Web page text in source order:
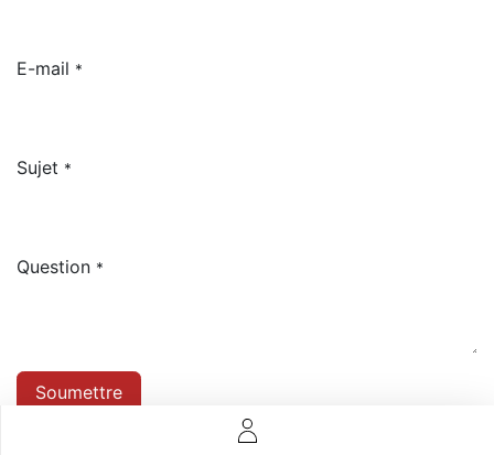
E-mail *
Sujet *
Question *
Soumettre